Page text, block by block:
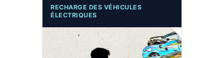
RECHARGE DES VÉHICULES
ÉLECTRIQUES